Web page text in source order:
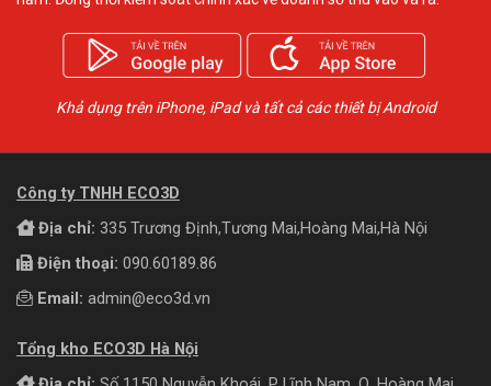
Khả dụng trên iPhone, iPad và tất cả các thiết bị Android
Công ty TNHH ECO3D
Địa chỉ: 335 Trương Định,Tương Mai,Hoàng Mai,Hà Nội
Điện thoại: 090.60189.86
Email: admin@eco3d.vn
Tổng kho ECO3D Hà Nội